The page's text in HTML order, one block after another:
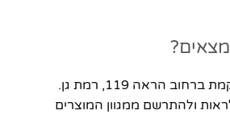
החנות שלנו ממוקמת ברחוב הראה 119, רמת גן.
ולהתרשם ממגוון המוצרים